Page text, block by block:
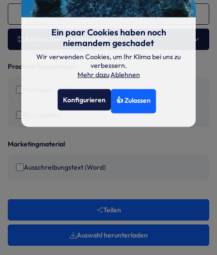
GWH-09-ATCXB 2.7 kW
Andere Ausführung wählen
Produktinformationen
Montage- und Betriebsanleitung
Marketingmaterial
Ausschreibungstext (Word)
Teilen
Auswahl herunterladen
Ein paar Cookies haben noch
niemandem geschadet
Wir verwenden Cookies, um Ihr Klima bei uns zu
verbessern.
Mehr dazuAblehnen
Konfigurieren 👍 Zulassen